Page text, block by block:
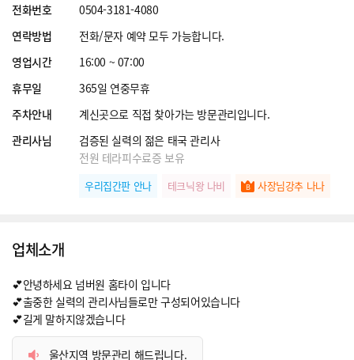
전화번호
0504-3181-4080
연락방법
전화/문자 예약 모두 가능합니다.
영업시간
16:00 ~ 07:00
휴무일
365일 연중무휴
주차안내
계신곳으로 직접 찾아가는 방문관리입니다.
관리사님
검증된 실력의 젊은 태국 관리사
전원 테라피수료증 보유
우리집간판 안나 테크닉왕 나비 사장님강추 나나
업체소개
💕안녕하세요 넘버원 홈타이 입니다
💕출중한 실력의 관리사님들로만 구성되어있습니다
💕길게 말하지않겠습니다
울산지역 방문관리 해드립니다.